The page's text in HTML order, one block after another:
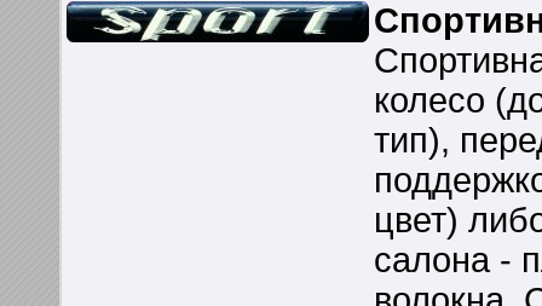
колесо
тип),
цвет)
салона -